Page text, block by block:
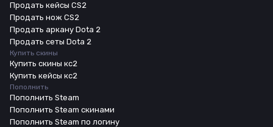
Продать кейсы CS2
Продать нож CS2
Продать аркану Dota 2
Продать сеты Dota 2
Купить скины
Купить скины кс2
Купить кейсы кс2
Пополнить
Пополнить Steam
Пополнить Steam скинами
Пополнить Steam по логину